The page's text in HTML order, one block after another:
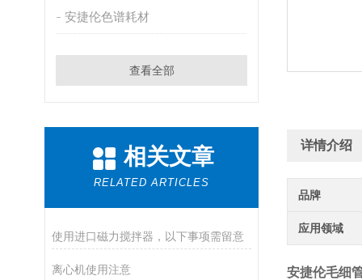
安捷伦色谱耗材
查看全部
相关文章
RELATED ARTICLES
使用进口磁力搅拌器，以下事项需留意
离心机使用注意
详情介绍
品牌
应用领域
安捷伦毛细